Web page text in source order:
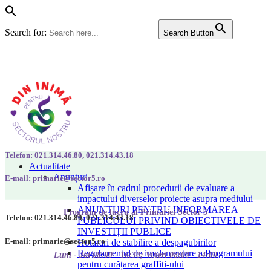
Search for: Search Button
Actualitate
Anunțuri
Afișare în cadrul procedurii de evaluare a
impactului diverselor proiecte asupra mediului
ANUNȚURI PENTRU INFORMAREA
PUBLICULUI PRIVIND OBIECTIVELE DE
INVESTIȚII PUBLICE
Hotarari de stabilire a despagubirilor
Regulamentul de implementare a Programului
pentru curățarea graffiti-ului
Telefon: 021.314.46.80, 021.314.43.18
E-mail: primarie@sector5.ro
Program de lucru al Primăriei Sector 5
Luni - Joi 08:00 - 16:30; Vineri 08:00 - 14:00
Telefon: 021.314.46.80, 021.314.43.18
E-mail: primarie@sector5.ro